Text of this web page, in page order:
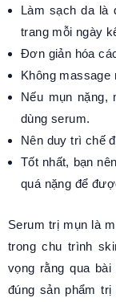
Làm sạch da là
trang mỗi ngày
Đơn giản hóa
Không massage
Nếu mụn
dùng serum.
Nên duy trì chế
Tốt nhất, bạn
quá nặng để
Serum trị mụn là
trong chu trình
vọng rằng qua
đúng sản phẩm